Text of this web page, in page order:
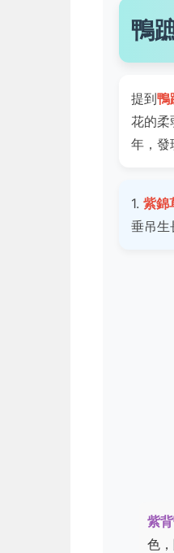
鴨
提到鴨
花的柔
年，發
1. 紫錦
垂吊生
紫
色